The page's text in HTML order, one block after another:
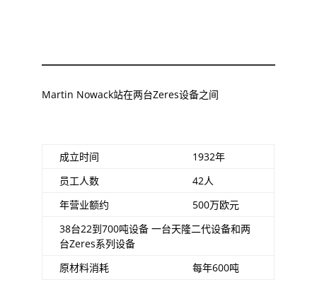
Martin Nowack站在两台Zeres设备之间
成立时间
1932年
员工人数
42人
年营业额约
500万欧元
38台22到700吨设备 一台天隆二代设备和两
台Zeres系列设备
原材料消耗
每年600吨